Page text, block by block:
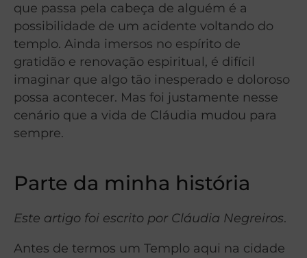
que passa pela cabeça de alguém é a
possibilidade de um acidente voltando do
templo. Ainda imersos no espírito de
gratidão e renovação espiritual, é difícil
imaginar que algo tão inesperado e doloroso
possa acontecer. Mas foi justamente nesse
cenário que a vida de Cláudia mudou para
sempre.
Parte da minha história
Este artigo foi escrito por Cláudia Negreiros.
Antes de termos um Templo aqui na cidade